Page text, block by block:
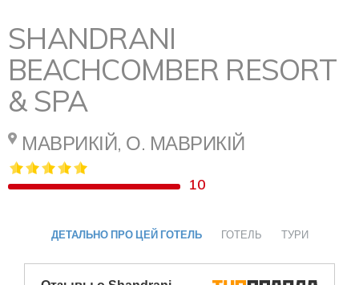
SHANDRANI
BEACHCOMBER RESORT
& SPA
МАВРИКІЙ, О. МАВРИКІЙ
10
ДЕТАЛЬНО ПРО ЦЕЙ ГОТЕЛЬ ГОТЕЛЬ ТУРИ